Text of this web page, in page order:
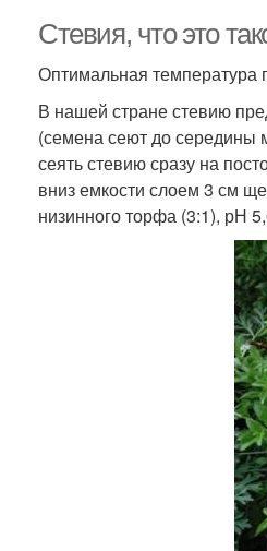
Стевия, что это
Оптимальная температура
В нашей стране стевию
(семена сеют до середины
сеять стевию сразу на
вниз емкости слоем 3 см
низинного торфа (3:1), рН